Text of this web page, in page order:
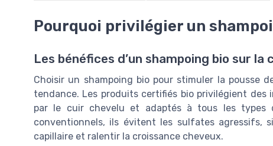
Pourquoi privilégier un
Les bénéfices d’un shampoing bio sur la
Choisir un shampoing bio pour stimuler la pousse
tendance. Les produits certifiés bio privilégient des
par le cuir chevelu et adaptés à tous les types
conventionnels, ils évitent les sulfates agressifs,
capillaire et ralentir la croissance cheveux.